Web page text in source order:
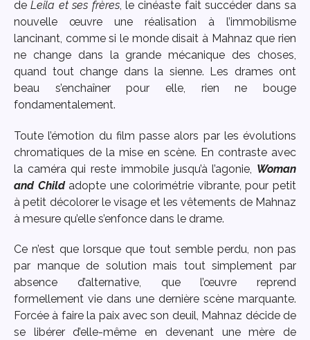
deLeila et ses frères, le cinéaste fait succéder dans sa
nouvelle œuvre une réalisation à l’immobilisme
lancinant, comme si le monde disait à Mahnaz que rien
ne change dans la grande mécanique des choses,
quand tout change dans la sienne. Les drames ont
beau s’enchaîner pour elle, rien ne bouge
fondamentalement.
Toute l’émotion du film passe alors par les évolutions
chromatiques de la mise en scène. En contraste avec
la caméra qui reste immobile jusqu’à l’agonie, Woman
and Childadopte une colorimétrie vibrante, pour petit
à petit décolorer le visage et les vêtements de Mahnaz
à mesure qu’elle s’enfonce dans le drame.
Ce n’est que lorsque que tout semble perdu, non pas
par manque de solution mais tout simplement par
absence d’alternative, que l’œuvre reprend
formellement vie dans une dernière scène marquante.
Forcée à faire la paix avec son deuil, Mahnaz décide de
se libérer d’elle-même en devenant une mère de